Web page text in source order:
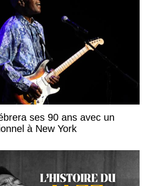
ses 90 ans avec un
à New York